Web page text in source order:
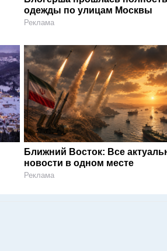
одежды по улицам Москвы
Реклама
Ближний Восток: Все
новости в одном месте
Реклама